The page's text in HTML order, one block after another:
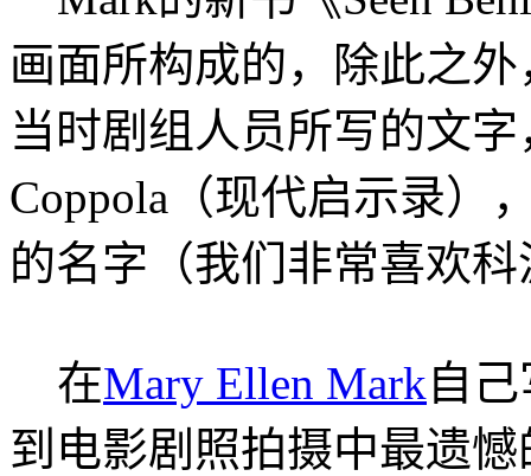
画面所构成的，除此之
当时剧组人员所写的文字
Coppola（现代启示录）
的名字（我们非常喜欢
在Mary Ellen Mark自
到电影剧照拍摄中最遗